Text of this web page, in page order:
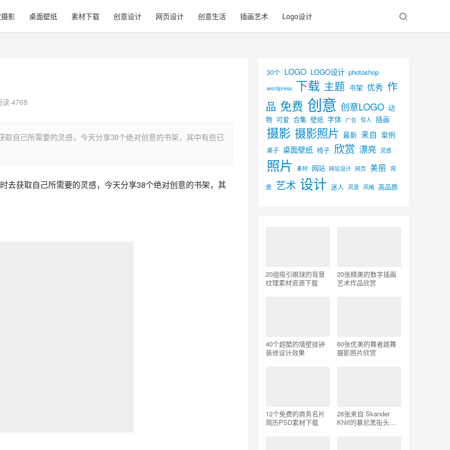
影 桌面壁纸 素材下载 创意设计 网页设计 创意生活 插画艺术 Logo设计
读 4768
自己所需要的灵感，今天分享38个绝对创意的书架，其中有些已
去获取自己所需要的灵感，今天分享38个绝对创意的书架，其
30个 LOGO LOGO设计 photoshop
wordpress 下载 主题 书架 优秀 作
品 免费 创意 创意LOGO 动
物 可爱 合集 壁纸 字体 广告 惊人 插画
摄影 摄影照片 最新 来自 案例
桌子 桌面壁纸 椅子 欣赏 漂亮 灵感
照片 素材 网站 网站设计 网页 美丽 背
景 艺术 设计 迷人 风景 风格 高品质
20组吸引眼球的背景
纹理素材资源下载
20张精美的数字插画
艺术作品欣赏
40个超酷的墙壁挂钟
装修设计效果
60张优美的舞者跳舞
摄影照片欣赏
12个免费的商务名片
简历PSD素材下载
26张来自 Skander
Khlif的慕尼黑街头摄